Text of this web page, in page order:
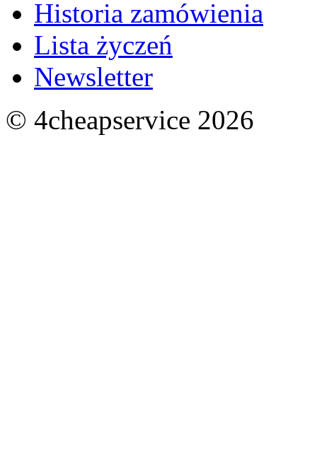
Historia zamówienia
Lista życzeń
Newsletter
© 4cheapservice 2026